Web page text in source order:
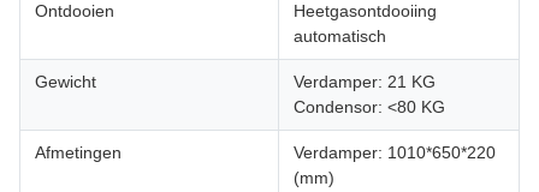
Ontdooien
Heetgasontdooiing
automatisch
Gewicht
Verdamper: 21 KG
Condensor: <80 KG
Afmetingen
Verdamper: 1010*650*220
(mm)